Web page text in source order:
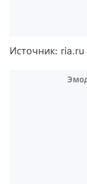
Источник: ria.ru